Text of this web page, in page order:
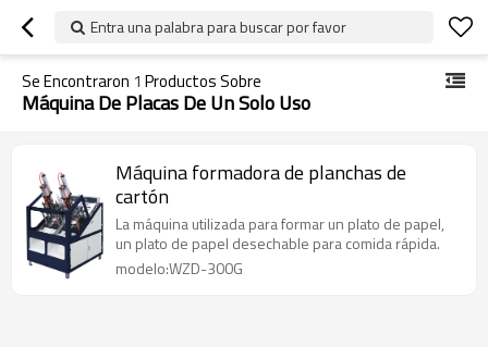
Entra una palabra para buscar por favor
Se Encontraron 1 Productos Sobre
Máquina De Placas De Un Solo Uso
Máquina formadora de planchas de
cartón
La máquina utilizada para formar un plato de papel,
un plato de papel desechable para comida rápida.
modelo:WZD-300G